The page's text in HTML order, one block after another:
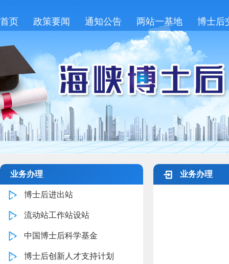
首页 政策要闻 通知公告 两站一基地 博士后
业务办理
博士后进出站
流动站工作站设站
中国博士后科学基金
博士后创新人才支持计划
业务办理